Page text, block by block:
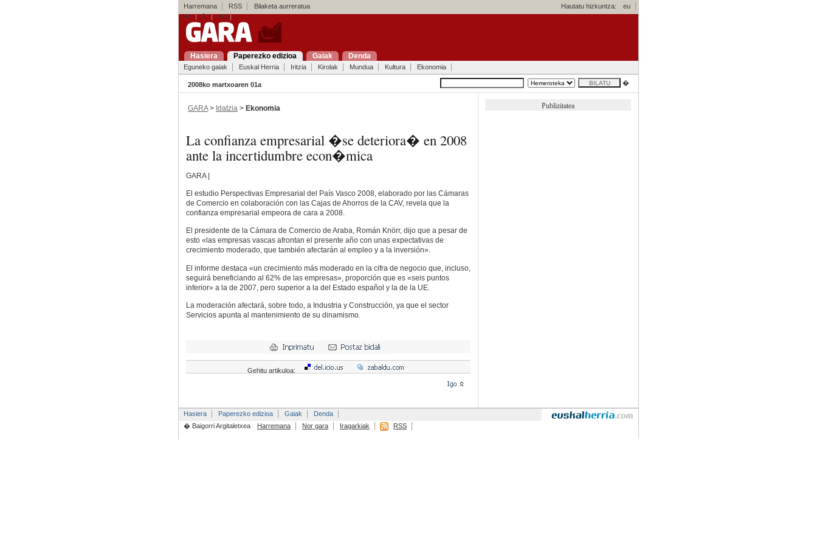
Harremana RSS Bilaketa aurreratua Hautatu hizkuntza:
eu
es
fr en
Hasiera Paperezko edizioa Gaiak Denda
Eguneko gaiak Euskal Herria Iritzia Kirolak Mundua Kultura Ekonomia
2008ko martxoaren 01a �
GARA> Idatzia > Ekonomia
La confianza empresarial �se deteriora� en 2008
ante la incertidumbre econ�mica
GARA |
El estudio Perspectivas Empresarial del País Vasco 2008, elaborado por las Cámaras
de Comercio en colaboración con las Cajas de Ahorros de la CAV, revela que la
confianza empresarial empeora de cara a 2008.
El presidente de la Cámara de Comercio de Araba, Román Knörr, dijo que a pesar de
esto «las empresas vascas afrontan el presente año con unas expectativas de
crecimiento moderado, que también afectarán al empleo y a la inversión».
El informe destaca «un crecimiento más moderado en la cifra de negocio que, incluso,
seguirá beneficiando al 62% de las empresas», proporción que es «seis puntos
inferior» a la de 2007, pero superior a la del Estado español y la de la UE.
La moderación afectará, sobre todo, a Industria y Construcción, ya que el sector
Servicios apunta al mantenimiento de su dinamismo.
Gehitu artikuloa:
Publizitatea
Hasiera Paperezko edizioa Gaiak
Denda
� Baigorri Argitaletxea
Harremana Nor gara Iragarkiak RSS